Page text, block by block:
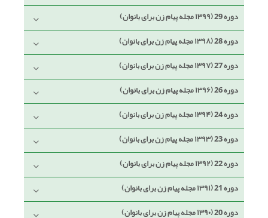
دوره 29 (۱۳۹۹ مجله پیام زن برای بانوان)
دوره 28 (۱۳۹۸ مجله پیام زن برای بانوان)
دوره 27 (۱۳۹۷ مجله پیام زن برای بانوان)
دوره 26 (۱۳۹۶ مجله پیام زن برای بانوان)
دوره 24 (۱۳۹۴ مجله پیام زن برای بانوان)
دوره 23 (۱۳۹۳ مجله پیام زن برای بانوان)
دوره 22 (۱۳۹۲ مجله پیام زن برای بانوان)
دوره 21 (۱۳۹۱ مجله پیام زن برای بانوان)
دوره 20 (۱۳۹۰ مجله پیام زن برای بانوان)